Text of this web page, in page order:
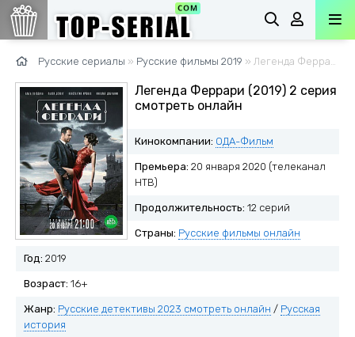
Русские сериалы » Русские фильмы 2019 » Легенда Феррари (2019)
Легенда Феррари (2019) 2 серия
смотреть онлайн
Кинокомпании: ОДА-Фильм
Премьера: 20 января 2020 (телеканал
НТВ)
Продолжительность: 12 серий
Страны: Русские фильмы онлайн
Год: 2019
Возраст: 16+
Жанр: Русские детективы 2023 смотреть онлайн / Русская
история